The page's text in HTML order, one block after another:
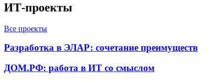
ИТ-проекты
Все проекты
Разработка в ЭЛАР: сочетание преимуществ
ДОМ.РФ: работа в ИТ со смыслом